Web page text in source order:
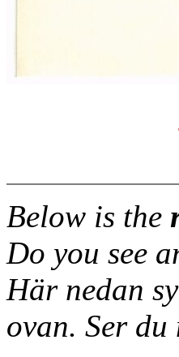
Below is the
Do you see
Här nedan
ovan. Ser